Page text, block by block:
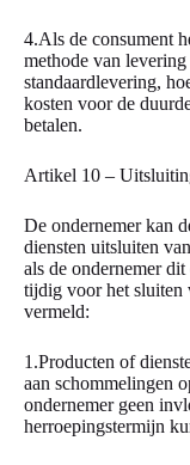
4.Als de consument
methode van
standaardlevering,
kosten voor de
betalen.
Artikel 10 –
De ondernemer kan
diensten uitsluiten
als de ondernemer
tijdig voor het sluiten
vermeld:
1.Producten of
aan schommelingen
ondernemer geen
herroepingstermijn